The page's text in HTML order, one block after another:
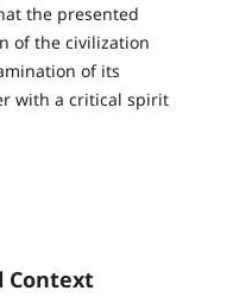
the presented
of the civilization
of its
with a critical spirit